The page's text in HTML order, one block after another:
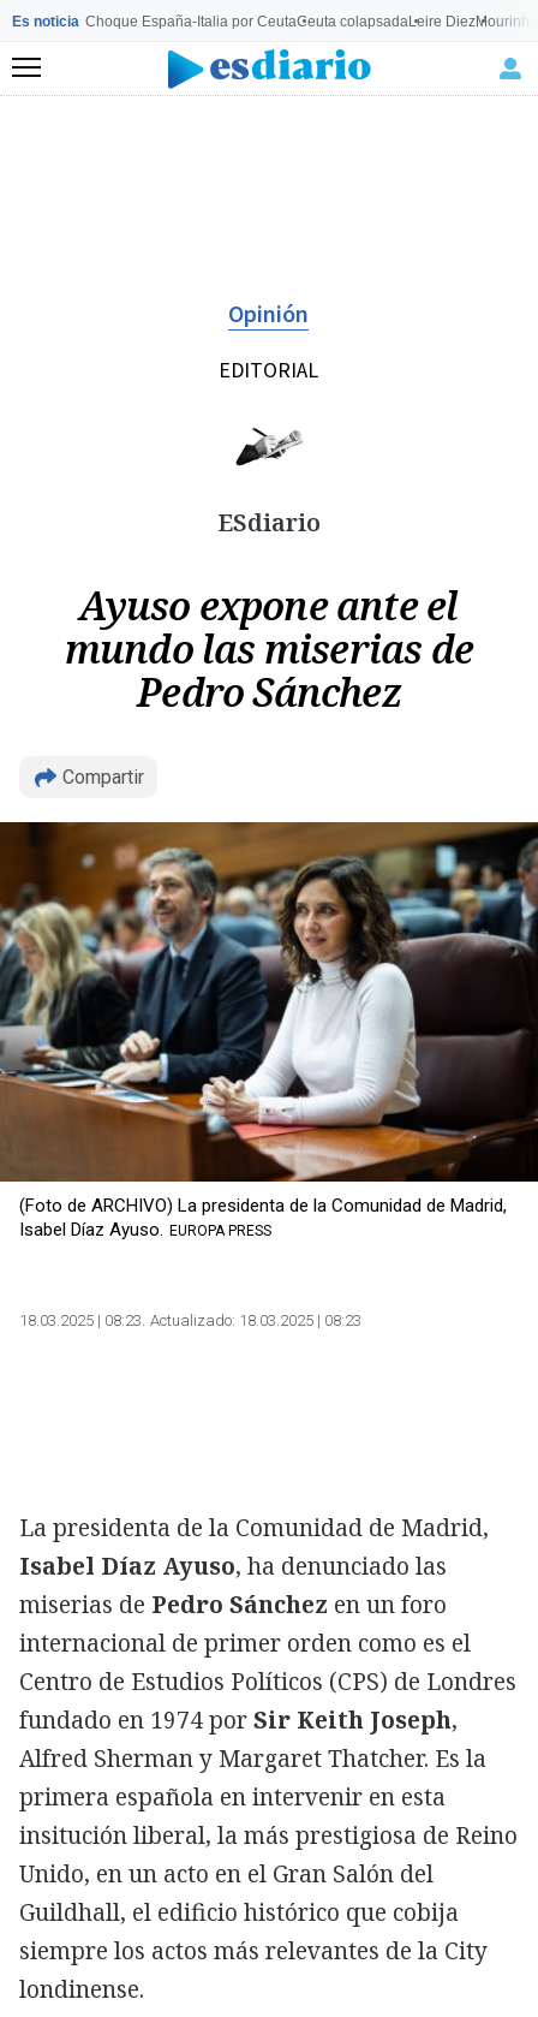
Es noticia Choque España-Italia por CeutaCeuta colapsadaLeire Diez
Menú
Opinión
EDITORIAL
ESdiario
Ayuso expone ante el
mundo las miserias de
Pedro Sánchez
Compartir
(Foto de ARCHIVO) La presidenta de la Comunidad de Madrid,
Isabel Díaz Ayuso. EUROPA PRESS
18.03.2025 | 08:23 Actualizado: 18.03.2025 | 08:23
La presidenta de la Comunidad de Madrid,
Isabel Díaz Ayuso, ha denunciado las
miserias de Pedro Sánchez en un foro
internacional de primer orden como es el
Centro de Estudios Políticos (CPS) de Londres
fundado en 1974 porSir Keith Joseph,
Alfred Sherman y Margaret Thatcher. Es la
primera española en intervenir en esta
insitución liberal, la más prestigiosa de Reino
Unido, en un acto en el Gran Salón del
Guildhall, el edificio histórico que cobija
siempre los actos más relevantes de la City
londinense.